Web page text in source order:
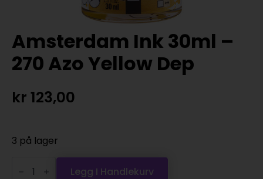
Amsterdam Ink 30ml –
270 Azo Yellow Dep
kr 123,00
3 på lager
Amsterdam
Legg I Handlekurv